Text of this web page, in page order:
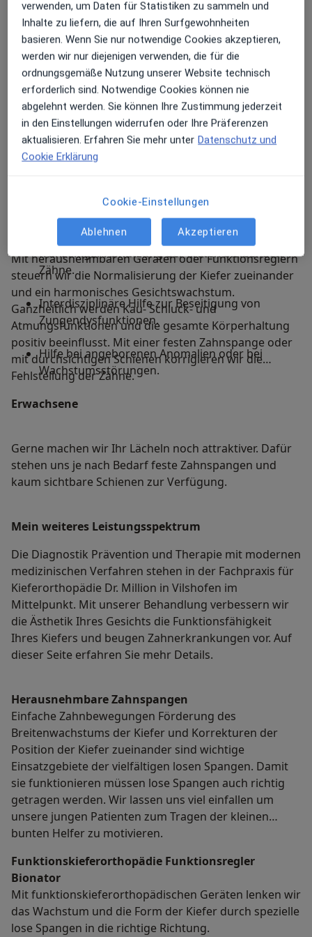
Dazu gehören:
Die Abgewöhnung schädlicher Gewohnheiten
(„Habits“) wie Schnuller- oder Fingerlutschen
Nägelkauen Lippenbeißen oder -saugen.
Die Offenhaltung von Lücken wie sie durch
vorzeitigen Verlust von Milchzähnen entstehen.
wie frontal offene Bisse oder seitliche Kreuzbisse.
Hilfe bei übermäßigem Zähneknirschen mit
frühzeitiger Abnutzung der ersten bleibenden
Zähne.
Interdisziplinäre Hilfe zur Beseitigung von
Zungendysfunktionen.
Hilfe bei angeborenen Anomalien oder bei
Wachstumsstörungen.
Kinder und Jugendliche
Mit herausnehmbaren Geräten oder Funktionsreglern
steuern wir die Normalisierung der Kiefer zueinander
und ein harmonisches Gesichtswachstum.
Ganzheitlich werden Kau- Schluck- und
Atmungsfunktionen und die gesamte Körperhaltung
positiv beeinflusst. Mit einer festen Zahnspange oder
mit durchsichtigen Schienen korrigieren wir die
Fehlstellung der Zähne.
Erwachsene
Gerne machen wir Ihr Lächeln noch attraktiver. Dafür
stehen uns je nach Bedarf feste Zahnspangen und
kaum sichtbare Schienen zur Verfügung.
Mein weiteres Leistungs­spektrum
Die Diagnostik Prävention und Therapie mit modernen
medizinischen Verfahren stehen in der Fachpraxis für
Kieferorthopädie Dr. Million in Vilshofen im
Mittelpunkt. Mit unserer Behandlung verbessern wir
die Ästhetik Ihres Gesichts die Funktionsfähigkeit
Ihres Kiefers und beugen Zahnerkrankungen vor. Auf
dieser Seite erfahren Sie mehr Details.
Herausnehmbare Zahnspangen
Einfache Zahnbewegungen Förderung des
Breitenwachstums der Kiefer und Korrekturen der
Position der Kiefer zueinander sind wichtige
Einsatzgebiete der vielfältigen losen Spangen. Damit
sie funktionieren müssen lose Spangen auch richtig
getragen werden. Wir lassen uns viel einfallen um
unsere jungen Patienten zum Tragen der kleinen
bunten Helfer zu motivieren.
Funktionskieferorthopädie Funktionsregler
Bionator
Mit funktionskieferorthopädischen Geräten lenken wir
das Wachstum und die Form der Kiefer durch spezielle
lose Spangen in die richtige Richtung.
verwenden, um Daten für Statistiken zu sammeln und
Inhalte zu liefern, die auf Ihren Surfgewohnheiten
basieren. Wenn Sie nur notwendige Cookies akzeptieren,
werden wir nur diejenigen verwenden, die für die
ordnungsgemäße Nutzung unserer Website technisch
erforderlich sind. Notwendige Cookies können nie
abgelehnt werden. Sie können Ihre Zustimmung jederzeit
in den Einstellungen widerrufen oder Ihre Präferenzen
aktualisieren. Erfahren Sie mehr unter Datenschutz und
Cookie Erklärung
Cookie-Einstellungen
Ablehnen Akzeptieren